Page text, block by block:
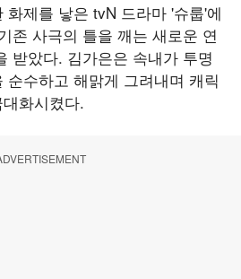
화제를 낳은 tvN 드라마 '슈룹'에
존 사극의 틀을 깨는 새로운 연
받았다. 김가은은 속내가 투명
수하고 해맑게 그려내며 캐릭
화시켰다.